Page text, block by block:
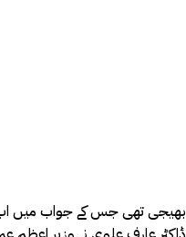
بھیجی تھی جس کے جواب میں